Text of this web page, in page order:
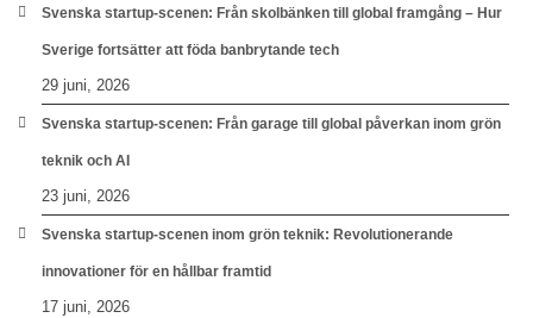
Svenska startup-scenen: Från skolbänken till global framgång – Hur
Sverige fortsätter att föda banbrytande tech
29 juni, 2026
Svenska startup-scenen: Från garage till global påverkan inom grön
teknik och AI
23 juni, 2026
Svenska startup-scenen inom grön teknik: Revolutionerande
innovationer för en hållbar framtid
17 juni, 2026